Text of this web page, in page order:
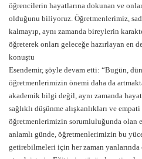
öğrencilerin hayatlarına dokunan ve
olduğunu biliyoruz. Öğretmenlerimiz,
kalmayıp, aynı zamanda bireylerin
öğreterek onları geleceğe hazırlayan en
konuştu
Esendemir, şöyle devam etti: “Bugün,
öğretmenlerimizin önemi daha da
akademik bilgi değil, aynı zamanda
sağlıklı düşünme alışkanlıkları ve
öğretmenlerimizin sorumluluğunda olan
anlamlı günde, öğretmenlerimizin bu
getirebilmeleri için her zaman